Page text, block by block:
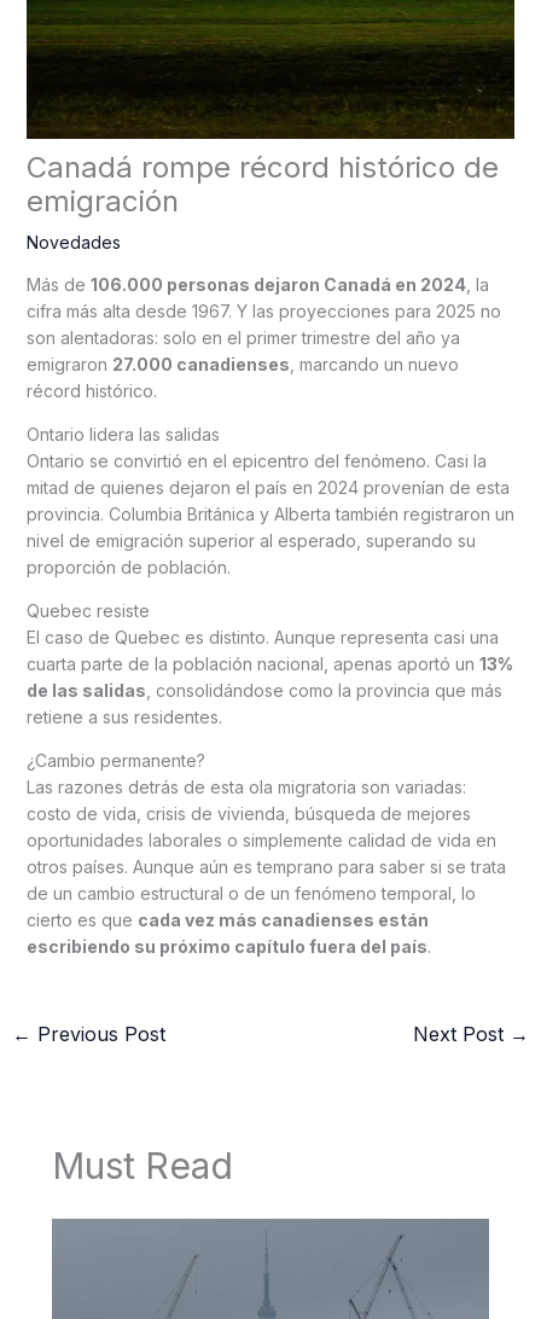
Canadá rompe récord histórico de
emigración
Novedades
Más de 106.000 personas dejaron Canadá en 2024, la
cifra más alta desde 1967. Y las proyecciones para 2025 no
son alentadoras: solo en el primer trimestre del año ya
emigraron 27.000 canadienses , marcando un nuevo
récord histórico.
Ontario lidera las salidas
Ontario se convirtió en el epicentro del fenómeno. Casi la
mitad de quienes dejaron el país en 2024 provenían de esta
provincia. Columbia Británica y Alberta también registraron un
nivel de emigración superior al esperado, superando su
proporción de población.
Quebec resiste
El caso de Quebec es distinto. Aunque representa casi una
cuarta parte de la población nacional, apenas aportó un 13%
de las salidas , consolidándose como la provincia que más
retiene a sus residentes.
¿Cambio permanente?
Las razones detrás de esta ola migratoria son variadas:
costo de vida, crisis de vivienda, búsqueda de mejores
oportunidades laborales o simplemente calidad de vida en
otros países. Aunque aún es temprano para saber si se trata
de un cambio estructural o de un fenómeno temporal, lo
cierto es que cada vez más canadienses están
escribiendo su próximo capítulo fuera del país.
← Previous Post Next Post →
Must Read